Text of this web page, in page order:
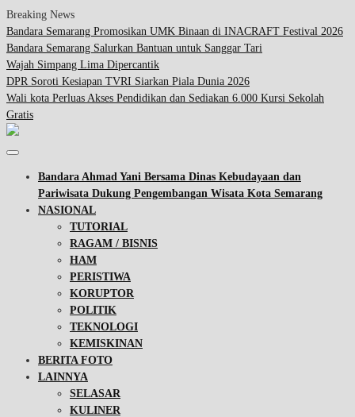
Breaking News
Bandara Semarang Promosikan UMK Binaan di INACRAFT Festival 2026
Bandara Semarang Salurkan Bantuan untuk Sanggar Tari
Wajah Simpang Lima Dipercantik
DPR Soroti Kesiapan TVRI Siarkan Piala Dunia 2026
Wali kota Perluas Akses Pendidikan dan Sediakan 6.000 Kursi Sekolah
Gratis
Bandara Ahmad Yani Bersama Dinas Kebudayaan dan
Pariwisata Dukung Pengembangan Wisata Kota Semarang
NASIONAL
TUTORIAL
RAGAM / BISNIS
HAM
PERISTIWA
KORUPTOR
POLITIK
TEKNOLOGI
KEMISKINAN
BERITA FOTO
LAINNYA
SELASAR
KULINER